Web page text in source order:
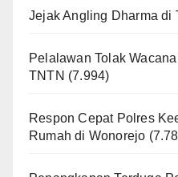
Jejak Angling Dharma di
Pelalawan Tolak
TNTN (7.994)
Respon Cepat Polres
Rumah di Wonorejo